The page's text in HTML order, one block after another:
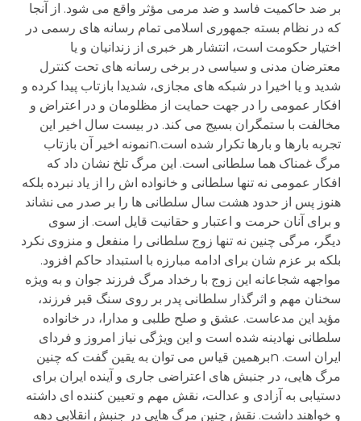
بر ضد حاکمیت فاسد و ضد مرمی مؤثر واقع می شود. از آنجا
که در نظام بسته جمهوری اسلامی تمام رسانه های رسمی در
اختیار حکومت است، انتشار هر خبری از زندانیان و یا
معترضان مدنی و سیاسی در برخی رسانه های تحت کنترل
شدید و یا اخیرا در شبکه های مجازی، شدیدا بازتاب پیدا کرده و
افکار عمومی را در جهت حمایت از مظلومان و در اعتراض و
مخالفت با ستمگران بسیج می کند. در بیست سال اخیر این
تجربه بارها و بارها تکرار شده است.nنمونه اخیر آن بازتاب
مرگ غمناک هما سلطانی است. این مرگ تلخ نشان داد که
افکار عمومی نه تنها سلطانی و خانواده اش را از یاد نبرده بلکه
هنوز پس از حدود هشت سال سلطانی ها را بر صدر می نشاند
و برای آنان حرمت و اعتبار و حقانیت قایل است. از سوی
دیگر، مرگی چنین نه تنها زوج سلطانی را منفعل و منزوی نکرد
بلکه بر عزم شان برای ادامه مبارزه با استبداد حاکم افزود.
مواجهه شجاعانه این زوج با رخداد مرگ فرزند جوان و به ویژه
سخنان مهم و اثرگذار سلطانی پدر بر روی سنگ قبر فرزند،
مؤید این مدعاست. عشق و صلح طلبی و مدارا، در خانواده
سلطانی نهادینه شده است و این ویژگی نیاز امروز و فردای
ایران است. nبرهمین قیاس می توان به یقین گفت که چنین
مرگ هایی، در جنبش های اعتراضی جاری و آینده ایران برای
دستیابی به آزادی و عدالت، نقش مهم و تعیین کننده ای داشته
و خواهند داشت. نقش چنین مرگ هایی در جنبش انقلابی دهه